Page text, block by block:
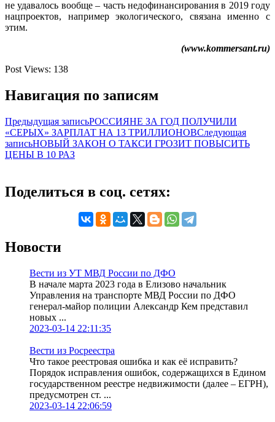
не удавалось вообще – часть недофинансирования в 2019 году
нацпроектов, например экологического, связана именно с
этим.
(www.kommersant.ru)
Post Views: 138
Навигация по записям
Предыдущая записьРОССИЯНЕ ЗА ГОД ПОЛУЧИЛИ
«СЕРЫХ» ЗАРПЛАТ НА 13 ТРИЛЛИОНОВСледующая
записьНОВЫЙ ЗАКОН О ТАКСИ ГРОЗИТ ПОВЫСИТЬ
ЦЕНЫ В 10 РАЗ
Поделиться в соц. сетях:
Новости
Вести из УТ МВД России по ДФО
В начале марта 2023 года в Елизово начальник
Управления на транспорте МВД России по ДФО
генерал-майор полиции Александр Кем представил
новых ...
2023-03-14 22:11:35
Вести из Росреестра
Что такое реестровая ошибка и как её исправить?
Порядок исправления ошибок, содержащихся в Едином
государственном реестре недвижимости (далее – ЕГРН),
предусмотрен ст. ...
2023-03-14 22:06:59